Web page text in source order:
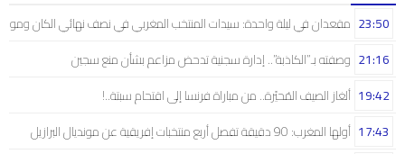
مقعدان في ليلة واحدة: سيدات المنتخب المغربي في نصف نهائي الكان 23:50
وصفته بـ”الكاذبة”.. إدارة سجنية تدحض مزاعم بشأن منع سجين 21:16
ألغاز الصيف المُحيّرة.. من مباراة فرنسا إلى اقتحام سبتة..! 19:42
أولها المغرب: 90 دقيقة تفصل أربع منتخبات إفريقية عن مونديال البرازيل 17:43